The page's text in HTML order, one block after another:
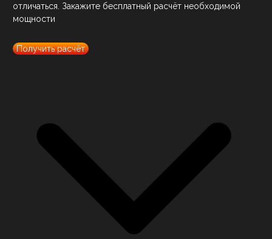
отличаться. Закажите бесплатный расчёт необходимой
мощности
Получить расчёт